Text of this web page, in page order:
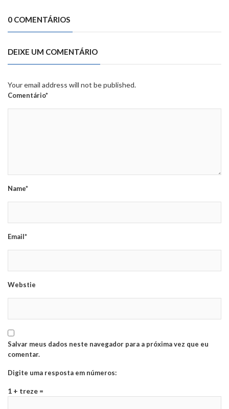
0 COMENTÁRIOS
DEIXE UM COMENTÁRIO
Your email address will not be published.
Comentário*
Name*
Email*
Webstie
Salvar meus dados neste navegador para a próxima vez que eu
comentar.
Digite uma resposta em números:
1 + treze =